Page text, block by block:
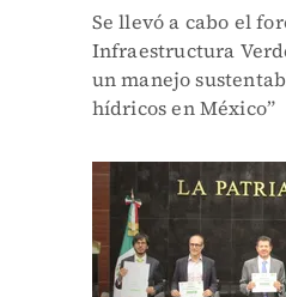
Se llevó a cabo el
Infraestructura
un manejo
hídricos en México”